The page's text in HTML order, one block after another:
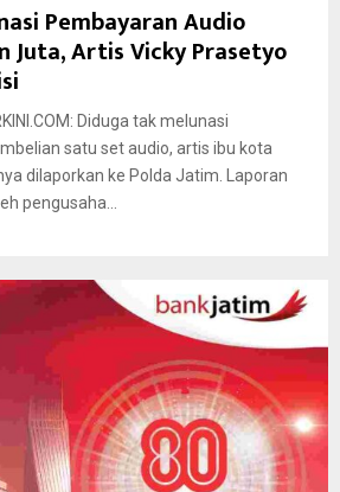
Pembayaran Audio
Juta, Artis Vicky Prasetyo
Diduga tak melunasi
satu set audio, artis ibu kota
dilaporkan ke Polda Jatim. Laporan
pengusaha...